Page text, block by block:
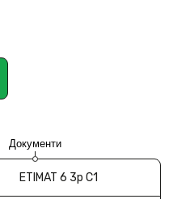
Документи
ETIMAT 6 3p C1